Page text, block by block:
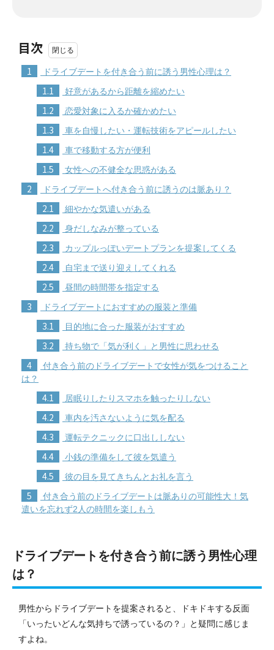
目次
1 ドライブデートを付き合う前に誘う男性心理は？
1.1 好意があるから距離を縮めたい
1.2 恋愛対象に入るか確かめたい
1.3 車を自慢したい・運転技術をアピールしたい
1.4 車で移動する方が便利
1.5 女性への不健全な思惑がある
2 ドライブデートへ付き合う前に誘うのは脈あり？
2.1 細やかな気遣いがある
2.2 身だしなみが整っている
2.3 カップルっぽいデートプランを提案してくる
2.4 自宅まで送り迎えしてくれる
2.5 昼間の時間帯を指定する
3 ドライブデートにおすすめの服装と準備
3.1 目的地に合った服装がおすすめ
3.2 持ち物で「気が利く」と男性に思わせる
4
付き合う前のドライブデートで女性が気をつけること
は？
4.1 居眠りしたりスマホを触ったりしない
4.2 車内を汚さないように気を配る
4.3 運転テクニックに口出ししない
4.4 小銭の準備をして彼を気遣う
4.5 彼の目を見てきちんとお礼を言う
5
付き合う前のドライブデートは脈ありの可能性大！気
遣いを忘れず2人の時間を楽しもう
ドライブデートを付き合う前に誘う男性心理
は？
男性からドライブデートを提案されると、ドキドキする反面
「いったいどんな気持ちで誘っているの？」と疑問に感じま
すよね。